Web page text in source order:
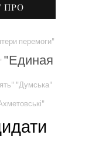
ПРО
перемоги"
"Единая
"Думська"